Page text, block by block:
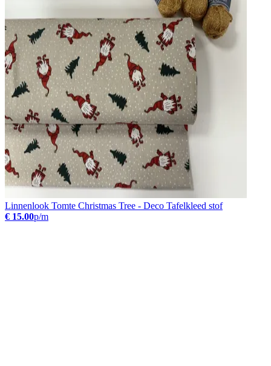
Linnenlook Tomte Christmas Tree - Deco Tafelkleed stof
€ 15.00p/m